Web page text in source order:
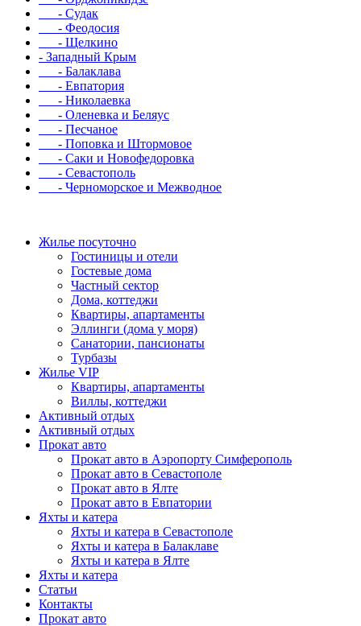
- Судак
- Феодосия
- Щелкино
- Западный Крым
- Балаклава
- Евпатория
- Николаевка
- Оленевка и Беляус
- Песчаное
- Поповка и Штормовое
- Саки и Новофедоровка
- Севастополь
- Черноморское и Межводное
Жилье посуточно
Гостиницы и отели
Гостевые дома
Частный сектор
Дома, коттеджи
Квартиры, апартаменты
Эллинги (дома у моря)
Санатории, пансионаты
Турбазы
Жилье VIP
Квартиры, апартаменты
Виллы, коттеджи
Активный отдых
Активный отдых
Прокат авто
Прокат авто в Аэропорту Симферополь
Прокат авто в Севастополе
Прокат авто в Ялте
Прокат авто в Евпатории
Яхты и катера
Яхты и катера в Севастополе
Яхты и катера в Балаклаве
Яхты и катера в Ялте
Яхты и катера
Статьи
Контакты
Прокат авто